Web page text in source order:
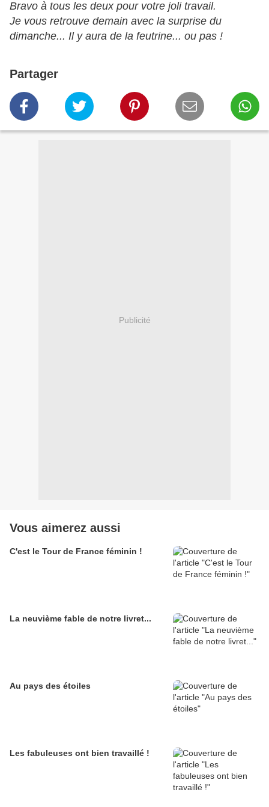
Bravo à tous les deux pour votre joli travail.
Je vous retrouve demain avec la surprise du
dimanche... Il y aura de la feutrine... ou pas !
Partager
Publicité
Vous aimerez aussi
C'est le Tour de France féminin !
La neuvième fable de notre livret...
Au pays des étoiles
Les fabuleuses ont bien travaillé !